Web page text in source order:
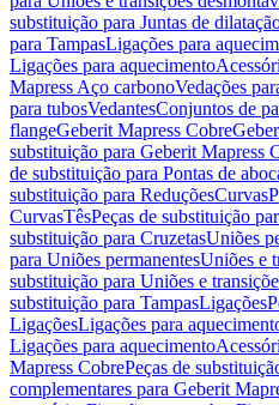
substituição para Juntas de
para TampasLigações para
Ligações para aquecimento
Mapress Aço carbonoVedações
para tubosVedantesConjuntos de
flangeGeberit Mapress Cobre
substituição para Geberit Mapress
de substituição para Pontas de
substituição para ReduçõesCurvas
CurvasTêsPeças de substituição
substituição para CruzetasUniões
para Uniões permanentesUniões e
substituição para Uniões e
substituição para TampasLigações
LigaçõesLigações para
Ligações para aquecimento
Mapress CobrePeças de
complementares para Geberit